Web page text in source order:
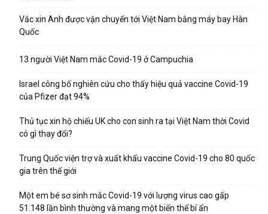
Vắc xin Anh được vận chuyển tới Việt Nam bằng máy bay Hàn
Quốc
13 người Việt Nam mắc Covid-19 ở Campuchia
Israel công bố nghiên cứu cho thấy hiệu quả vaccine Covid-19
của Pfizer đạt 94%
Thủ tục xin hộ chiếu UK cho con sinh ra tại Việt Nam thời Covid
có gì thay đổi?
Trung Quốc viện trợ và xuất khẩu vaccine Covid-19 cho 80 quốc
gia trên thế giới
Một em bé sơ sinh mắc Covid-19 với lượng virus cao gấp
51.148 lần bình thường và mang một biến thể bí ẩn